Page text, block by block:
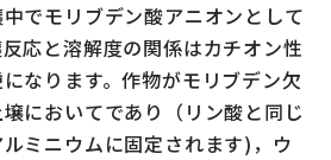
でモリブデン酸アニオンとして
応と溶解度の関係はカチオン性
なります。作物がモリブデン欠
においてであり（リン酸と同じ
ミニウムに固定されます)，ウ